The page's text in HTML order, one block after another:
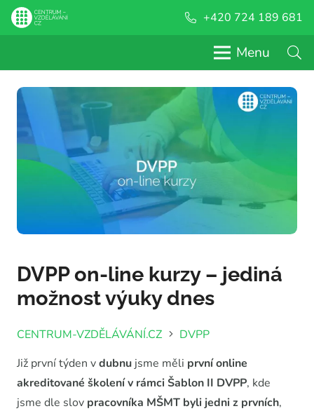
+420 724 189 681
Menu
DVPP on-line kurzy – jediná
možnost výuky dnes
CENTRUM-VZDĚLÁVÁNÍ.CZ
DVPP
Již první týden vdubnu jsme měli první online
akreditované školení v rámci Šablon II DVPP, kde
jsme dle slov pracovníka MŠMT byli jedni z prvních,